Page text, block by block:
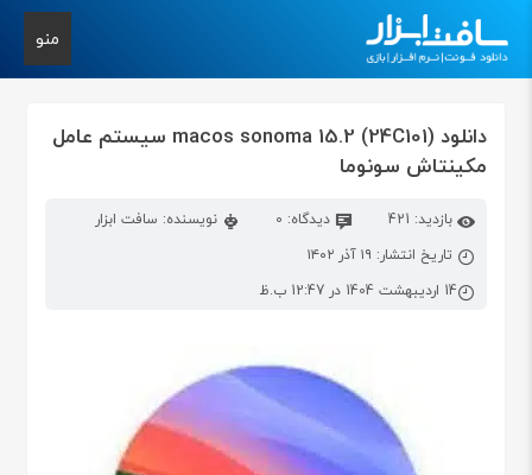
منو
دانلود macos sonoma 15.2 (24C101) سیستم عامل
مکینتاش سونوما
بازدید: 421 دیدگاه: 0
نویسنده: سافت ابزار
تاریخ انتشار: ۱۹ آذر ۱۴۰۲
14 اردیبهشت 1404 در 12:47 ب.ظ